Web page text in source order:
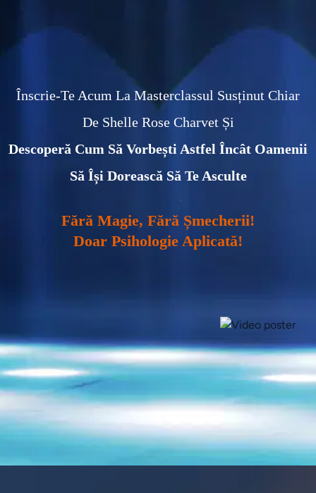
Înscrie-Te Acum La Masterclassul Susținut Chiar
De Shelle Rose Charvet Și
Descoperă Cum Să Vorbești Astfel Încât Oamenii
Să Își Dorească Să Te Asculte
Fără Magie, Fără Șmecherii!
Doar Psihologie Aplicată!